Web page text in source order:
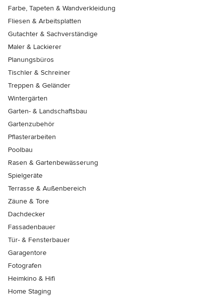
Farbe, Tapeten & Wandverkleidung
Fliesen & Arbeitsplatten
Gutachter & Sachverständige
Maler & Lackierer
Planungsbüros
Tischler & Schreiner
Treppen & Geländer
Wintergärten
Garten- & Landschaftsbau
Gartenzubehör
Pflasterarbeiten
Poolbau
Rasen & Gartenbewässerung
Spielgeräte
Terrasse & Außenbereich
Zäune & Tore
Dachdecker
Fassadenbauer
Tür- & Fensterbauer
Garagentore
Fotografen
Heimkino & Hifi
Home Staging